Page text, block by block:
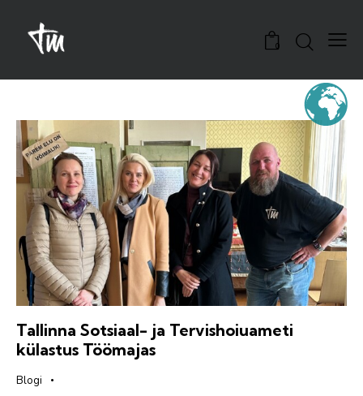
0
Tallinna Sotsiaal- ja Tervishoiuameti
külastus Töömajas
Blogi